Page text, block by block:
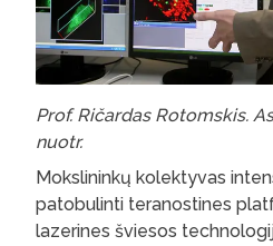
Prof. Ričardas Rotomskis.
nuotr.
Mokslininkų kolektyvas
patobulinti teranostines
lazerines šviesos